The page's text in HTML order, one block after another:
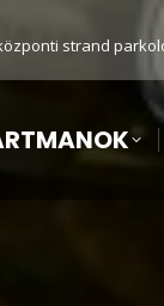
strand